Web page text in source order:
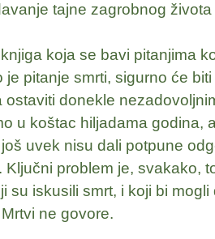
tajne zagrobnog života
koja se bavi pitanjima
je pitanje smrti, sigurno će
ostaviti donekle
u koštac hiljadama godina,
uvek nisu dali potpune
Ključni problem je, svakako,
su iskusili smrt, i koji bi
ne govore.